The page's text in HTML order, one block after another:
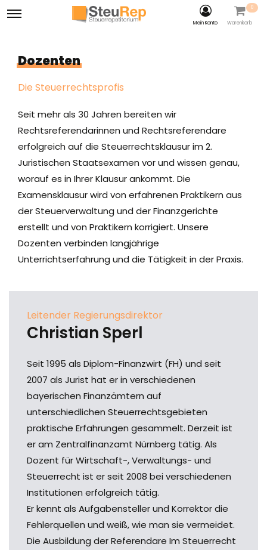
Mein Konto Warenkorb
0
Dozenten
Die Steuerrechtsprofis
​Seit mehr als 30 Jahren bereiten wir
Rechtsreferendarinnen und Rechtsreferendare
erfolgreich auf die Steuerrechtsklausur im 2.
Juristischen Staatsexamen vor und wissen genau,
worauf es in Ihrer Klausur ankommt. Die
Examensklausur wird von erfahrenen Praktikern aus
der Steuerverwaltung und der Finanzgerichte
erstellt und von Praktikern korrigiert. Unsere
Dozenten verbinden langjährige
Unterrichtserfahrung und die Tätigkeit in der Praxis.
Christian Sperl
Leitender Regierungsdirektor
Seit 1995 als Diplom-Finanzwirt (FH) und seit
2007 als Jurist hat er in verschiedenen
bayerischen Finanzämtern auf
unterschiedlichen Steuerrechtsgebieten
praktische Erfahrungen gesammelt. Derzeit ist
er am Zentralfinanzamt Nürnberg tätig. Als
Dozent für Wirtschaft-, Verwaltungs- und
Steuerrecht ist er seit 2008 bei verschiedenen
Institutionen erfolgreich tätig.
Er kennt als Aufgabensteller und Korrektor die
Fehlerquellen und weiß, wie man sie vermeidet.
Die Ausbildung der Referendare Im Steuerrecht